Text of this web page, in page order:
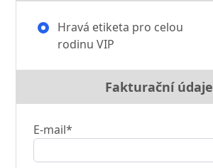
Hravá etiketa pro celou
rodinu VIP
Fakturační údaje
E-mail*